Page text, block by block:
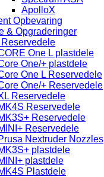
ApolloX
Opbevaring
& Opgraderinger
Reservedele
One L plastdele
One/+ plastdele
One L Reservedele
One/+ Reservedele
Reservedele
Reservedele
Reservedele
Reservedele
Nextruder Nozzles
plastdele
plastdele
Plastdele